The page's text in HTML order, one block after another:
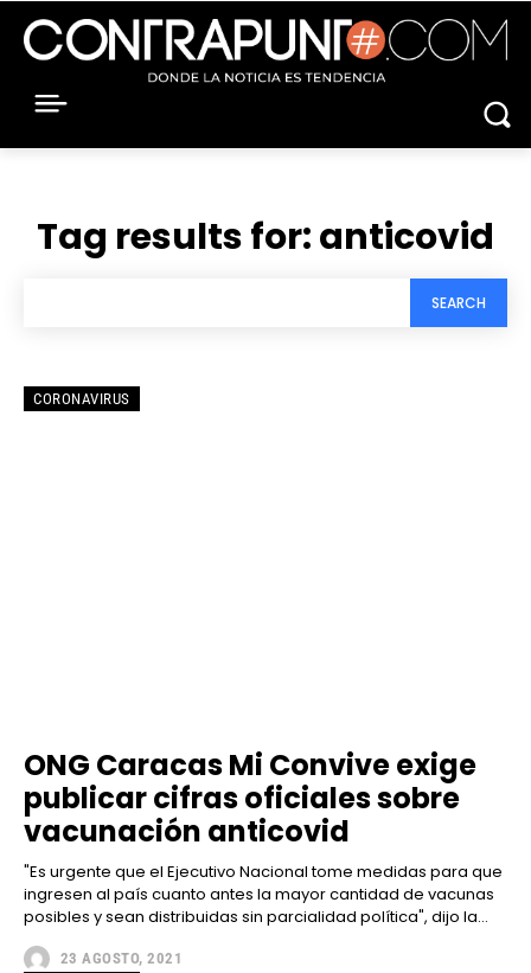
Tag results for:anticovid
SEARCH
CORONAVIRUS
ONG Caracas Mi Convive exige
publicar cifras oficiales sobre
vacunación anticovid
"Es urgente que el Ejecutivo Nacional tome medidas para que
ingresen al país cuanto antes la mayor cantidad de vacunas
posibles y sean distribuidas sin parcialidad política", dijo la...
23 AGOSTO, 2021